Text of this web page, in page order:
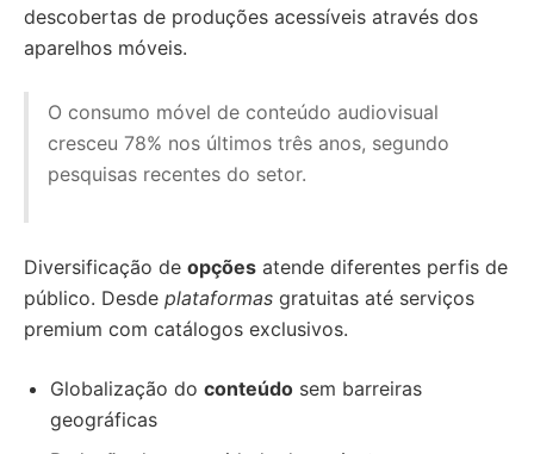
descobertas de produções acessíveis através dos
aparelhos móveis.
O consumo móvel de conteúdo audiovisual
cresceu 78% nos últimos três anos, segundo
pesquisas recentes do setor.
Diversificação de opções atende diferentes perfis de
público. Desde plataformas gratuitas até serviços
premium com catálogos exclusivos.
Globalização do conteúdo sem barreiras
geográficas